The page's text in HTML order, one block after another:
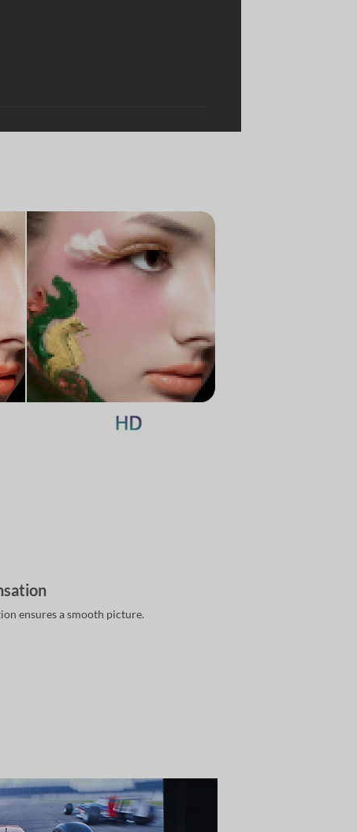
ensures a smooth picture.